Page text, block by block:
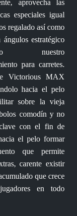
aprovecha las
especiales igual
regalado así­ como
ángulos estratégico
nuestro
para carretes.
Victorious MAX
hacia el pelo
sobre la vieja
comodín y no
con el fin de
el pelo formar
que permite
carente existir
que crece
en todo